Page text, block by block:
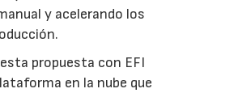
y acelerando los
propuesta con EFI
en la nube que